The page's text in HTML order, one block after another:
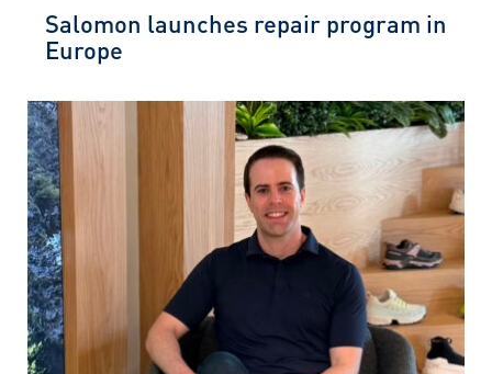
Salomon launches repair program in
Europe